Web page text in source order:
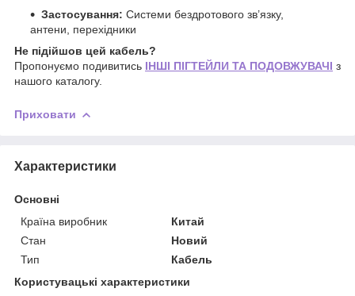
Застосування: Системи бездротового зв’язку,
антени, перехідники
Не підійшов цей кабель?
Пропонуємо подивитись ІНШІ ПІГТЕЙЛИ ТА ПОДОВЖУВАЧІ з
нашого каталогу.
Приховати
Характеристики
Основні
Країна виробник
Китай
Стан
Новий
Тип
Кабель
Користувацькі характеристики